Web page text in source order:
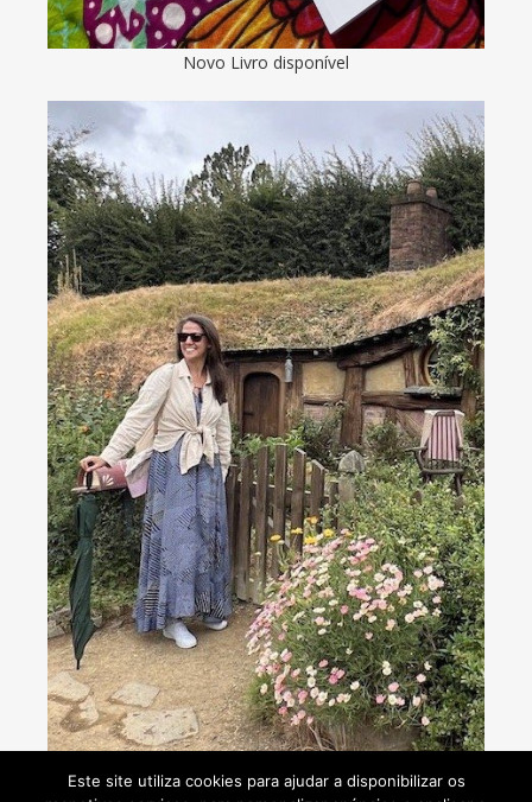
Novo Livro disponível
Consultoria de viagens - Agente de Viagens
Este site utiliza cookies para ajudar a disponibilizar os